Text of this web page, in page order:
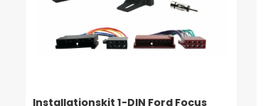
Installationskit 1-DIN Ford Focus